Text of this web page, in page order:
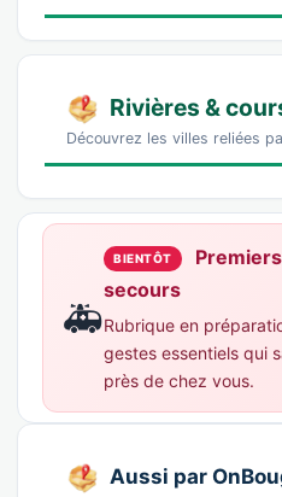
Rivières &
Découvrez les villes reliées
🚑
BIENTÔT
Premiers
secours
Rubrique en
gestes essentiels qui
près de chez vous.
Aussi par